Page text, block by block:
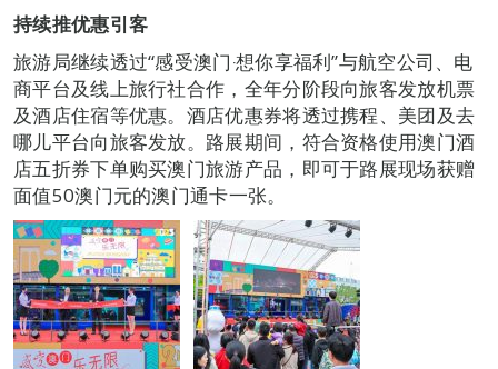
持续推优惠引客
旅游局继续透过“感受澳门‧想你享福利”与航空公司、电
商平台及线上旅行社合作，全年分阶段向旅客发放机票
及酒店住宿等优惠。酒店优惠券将透过携程、美团及去
哪儿平台向旅客发放。路展期间，符合资格使用澳门酒
店五折券下单购买澳门旅游产品，即可于路展现场获赠
面值50澳门元的澳门通卡一张。